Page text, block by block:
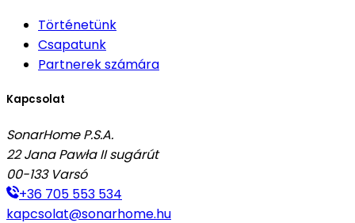
Történetünk
Csapatunk
Partnerek számára
Kapcsolat
SonarHome P.S.A.
22 Jana Pawła II sugárút
00-133 Varsó
+36 705 553 534
kapcsolat@sonarhome.hu